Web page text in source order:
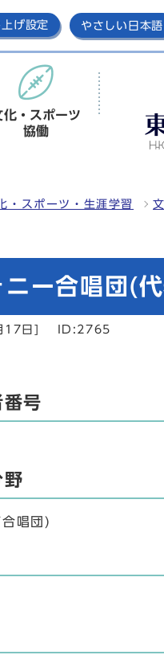
げ設定 やさしい日本語
化・スポーツ
協働
・スポーツ・生涯学習
ー合唱団(
17日] ID:2765
番号
野
唱団)